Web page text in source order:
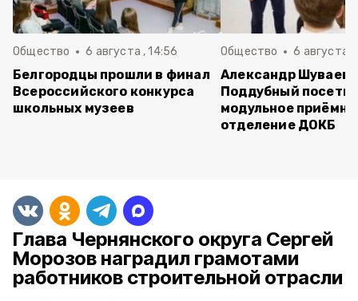
Общество 6 августа , 14:56
Белгородцы прошли в финал
Всероссийского конкурса
школьных музеев
Общество 6 августа ,
Александр Шуваев
Поддубный
модульное
отделение ДОКБ
Глава Чернянского округа Сергей
Морозов наградил грамотами
работников строительной отрасли